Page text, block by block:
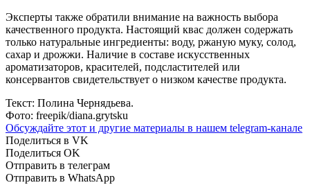
Эксперты также обратили внимание на важность выбора
качественного продукта. Настоящий квас должен содержать
только натуральные ингредиенты: воду, ржаную муку, солод,
сахар и дрожжи. Наличие в составе искусственных
ароматизаторов, красителей, подсластителей или
консервантов свидетельствует о низком качестве продукта.
Текст: Полина Чернядьева.
Фото: freepik/diana.grytsku
Обсуждайте этот и другие материалы в нашем telegram-канале
Поделиться в VK
Поделиться OK
Отправить в телеграм
Отправить в WhatsApp